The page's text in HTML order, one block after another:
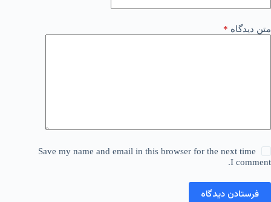
متن دیدگاه *
Save my name and email in this browser for the next time
I comment.
فرستادن دیدگاه